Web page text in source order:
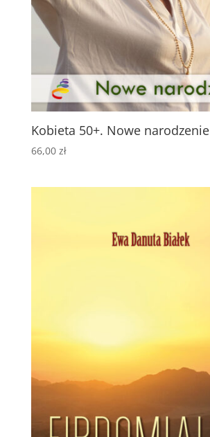
Kobieta 50+. Nowe narodzenie
66,00 zł